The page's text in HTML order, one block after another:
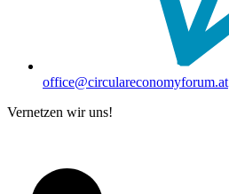
office@circulareconomyforum.at
Vernetzen wir uns!